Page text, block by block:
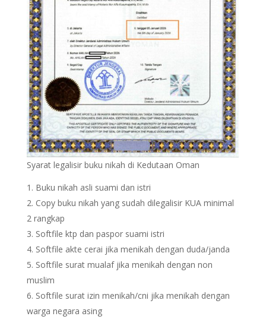
Syarat legalisir buku nikah di Kedutaan Oman
Buku nikah asli suami dan istri
Copy buku nikah yang sudah dilegalisir KUA minimal
2 rangkap
Softfile ktp dan paspor suami istri
Softfile akte cerai jika menikah dengan duda/janda
Softfile surat mualaf jika menikah dengan non
muslim
Softfile surat izin menikah/cni jika menikah dengan
warga negara asing